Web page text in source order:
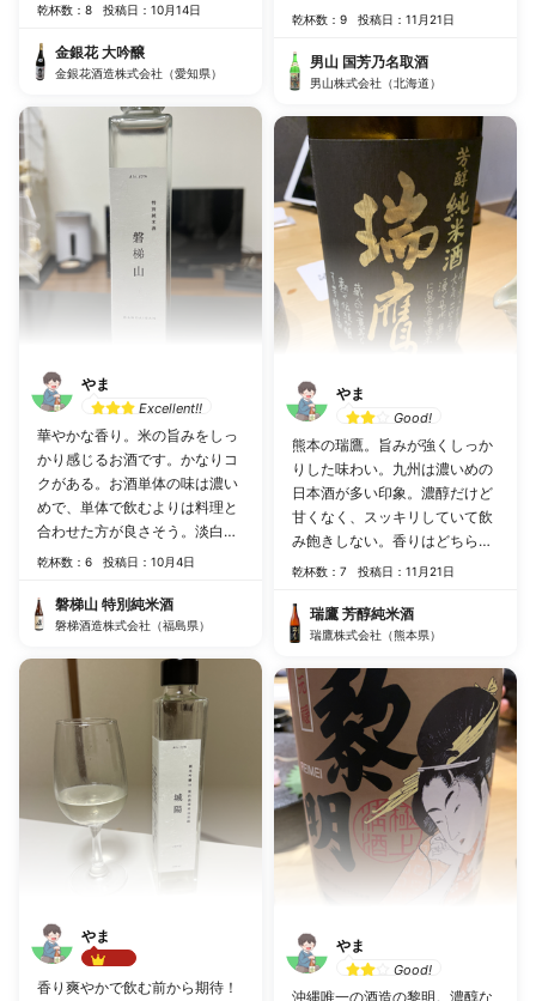
乾杯数：8 投稿日：10月14日
金銀花 大吟醸
金銀花酒造株式会社（愛知県）
やま
Excellent!!
華やかな香り。米の旨みをしっ
かり感じるお酒です。かなりコ
クがある。お酒単体の味は濃い
めで、単体で飲むよりは料理と
合わせた方が良さそう。淡白な
ものより味が濃いめの料理の方
みましたが常温でもいい味を出
しそうです。
乾杯数：6 投稿日：10月4日
磐梯山 特別純米酒
磐梯酒造株式会社（福島県）
やま
香り爽やかで飲む前から期待！
合うお酒なので焼き魚、寿司、
乾杯数：9 投稿日：11月21日
男山 国芳乃名取酒
男山株式会社（北海道）
やま
Good!
熊本の瑞鷹。旨みが強くしっか
りした味わい。九州は濃いめの
日本酒が多い印象。濃醇だけど
甘くなく、スッキリしていて飲
み飽きしない。香りはどちらか
といえば穏やかめ。冷酒で飲ん
う。
乾杯数：7 投稿日：11月21日
瑞鷹 芳醇純米酒
瑞鷹株式会社（熊本県）
やま
Good!
沖縄唯一の酒造の黎明。濃醇な